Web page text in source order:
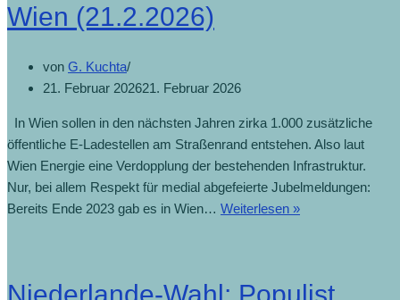
Wien (21.2.2026)
von G. Kuchta
21. Februar 202621. Februar 2026
In Wien sollen in den nächsten Jahren zirka 1.000 zusätzliche
öffentliche E-Ladestellen am Straßenrand entstehen. Also laut
Wien Energie eine Verdopplung der bestehenden Infrastruktur.
Nur, bei allem Respekt für medial abgefeierte Jubelmeldungen:
Bereits Ende 2023 gab es in Wien… Weiterlesen »
Niederlande-Wahl: Populist